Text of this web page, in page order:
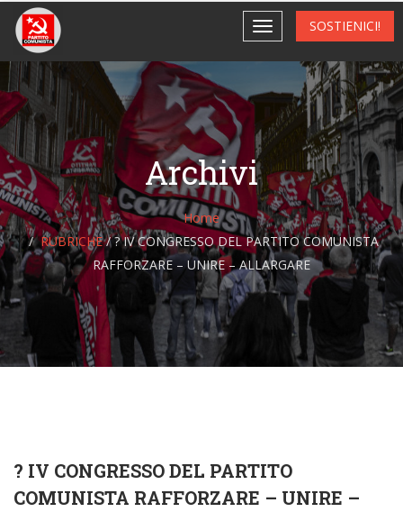
SOSTIENICI!
Archivi
Home
RUBRICHE /? IV CONGRESSO DEL PARTITO COMUNISTA
RAFFORZARE – UNIRE – ALLARGARE
? IV CONGRESSO DEL PARTITO
COMUNISTA RAFFORZARE – UNIRE –